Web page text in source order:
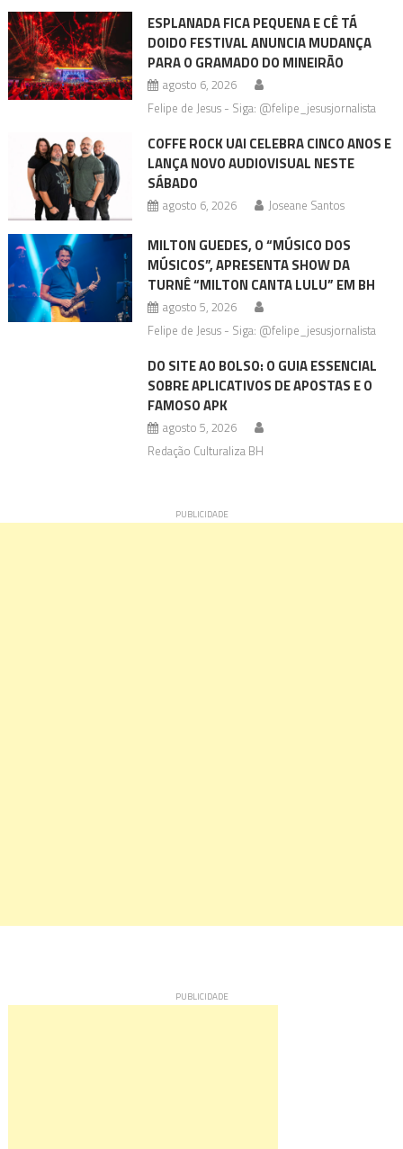
ESPLANADA FICA PEQUENA E CÊ TÁ
DOIDO FESTIVAL ANUNCIA MUDANÇA
PARA O GRAMADO DO MINEIRÃO
agosto 6, 2026
Felipe de Jesus - Siga: @felipe_jesusjornalista
COFFE ROCK UAI CELEBRA CINCO ANOS E
LANÇA NOVO AUDIOVISUAL NESTE
SÁBADO
agosto 6, 2026 Joseane Santos
MILTON GUEDES, O “MÚSICO DOS
MÚSICOS”, APRESENTA SHOW DA
TURNÊ “MILTON CANTA LULU” EM BH
agosto 5, 2026
Felipe de Jesus - Siga: @felipe_jesusjornalista
DO SITE AO BOLSO: O GUIA ESSENCIAL
SOBRE APLICATIVOS DE APOSTAS E O
FAMOSO APK
agosto 5, 2026
Redação Culturaliza BH